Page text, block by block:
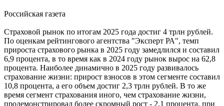
Российская газета
Страховой рынок по итогам 2025 года достиг 4 трлн рублей.
По оценкам рейтингового агентства "Эксперт РА", темп
прироста страхового рынка в 2025 году замедлился и составил
6,9 процента, в то время как в 2024 году рынок вырос на 62,8
процента. Наиболее динамично в 2025 году развивалось
страхование жизни: прирост взносов в этом сегменте составил
10,8 процента, а его объем достиг 2,3 трлн рублей. В то же
время сегмент страхования иного, чем страхование жизни,
продемонстрировал более скромный рост - 2,1 процента, при